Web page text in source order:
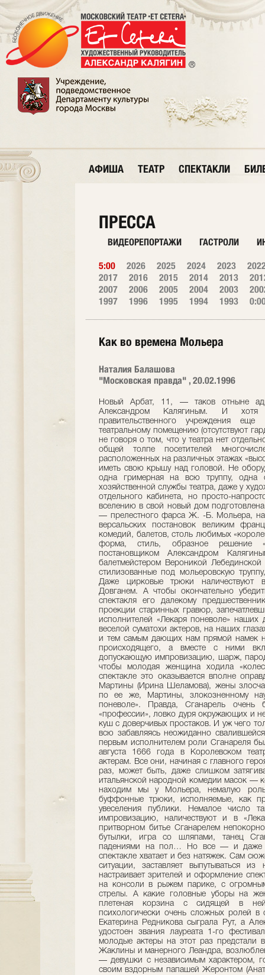
АФИША ТЕАТР СПЕКТАКЛИ
ПРЕССА
ВИДЕОРЕПОРТАЖИ ГАСТРОЛИ
5:00 2026 2025 2024 2023
2017
2016 2015 2014 2013
2007
2006 2005 2004 2003
1997
1996 1995 1994 1993
Как во времена Мольера
Наталия Балашова
"Московская правда" , 20.02.1996
Новый Арбат, 11, — таков отныне
Александром Калягиным. И хотя
правительственного учреждения еще
театральному помещению (отсутствуют
не говоря о том, что у театра нет
общей толпе посетителей
расположенных на различных этажах
иметь свою крышу над головой. Не
одна гримерная на всю труппу, одна
хозяйственной службы театра, даже у
отдельного кабинета, но просто-
вселению в свой новый дом
— прелестного фарса Ж. -Б. Мольера,
версальских постановок великим
комедий, балетов, столь любимых
форма, стиль, образное решение
постановщиком Александром
балетмейстером Вероникой
стилизованные под мольеровскую
Даже цирковые трюки наличествуют
Довганем. А чтобы окончательно
спектакля его далекому
проекции старинных гравюр,
исполнителей «Лекаря поневоле» наших
веселой суматохи актеров, на наших
и тем самым дающих нам прямой намек
происходящего, а вместе с ними
допускающую импровизацию, шарж,
чтобы молодая женщина ходила
спектакле это оказывается вполне
Мартины (Ирина Шеламова), жены
по ее же, Мартины, злокозненному
поневоле». Правда, Сганарель
«профессии», ловко дуря окружающих и
куш с доверчивых простаков. И уж чего
всю забавляясь неожиданно
первым исполнителем роли Сганареля
августа 1666 года в Королевском
актерам. Все они, начиная с главного
раз, может быть, даже слишком
итальянской народной комедии масок —
находим мы у Мольера, немалую
буффонные трюки, исполняемые, как
увеселения публики. Немалое число
импровизацию, наличествуют и в
притворном битье Сганарелем
бутылки, игра со шляпами, танец
падениями на пол… Но все — и
спектакле хватает и без натяжек. Сам
ситуации, заставляет выпутываться
настраивает зрителей и оформление
на консоли в рыжем парике, с
стрелы. А какие головные уборы на
плетеная корзина с сидящей в
психологически очень сложных ролей в
Екатерина Редникова сыграла Рут, а
удостоен звания лауреата 1-го
молодые актеры на этот раз предстали
Жаклины и манерного Леандра,
— девушки с независимым характером,
своим вздорным папашей Жеронтом